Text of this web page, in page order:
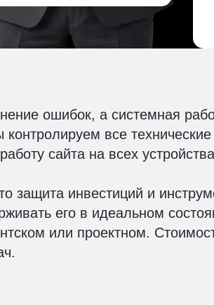
ошибок, а системная
все
сайта на всех
защита инвестиций и
его в идеальном
или проектном.